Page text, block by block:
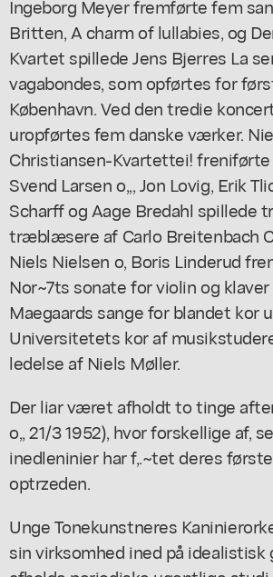
Ingeborg Meyer fremførte fem
Britten, A charm of lullabies, og
Kvartet spillede Jens Bjerres La
vagabondes, som opførtes for
København. Ved den tredie
uropførtes fem danske værker.
Christiansen-Kvartettei!
Svend Larsen o,,, Jon Lovig, Erik
Scharff og Aage Bredahl spillede
træblæsere af Carlo Breitenbach
Niels Nielsen o, Boris Linderud
Nor~7ts sonate for violin og klaver
Maegaards sange for blandet kor
Universitetets kor af
ledelse af Niels Møller.
Der liar været afholdt to tinge
o,, 21/3 1952), hvor forskellige af,
inedleninier har f,.~tet deres
optrzeden.
Unge Tonekunstneres
sin virksomhed ined på idealistisk